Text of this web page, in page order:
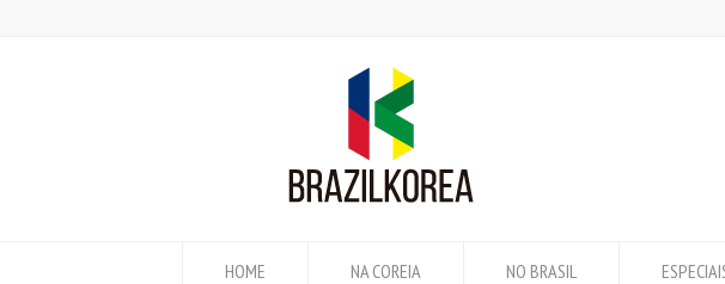
HOME NA COREIA NO BRASIL